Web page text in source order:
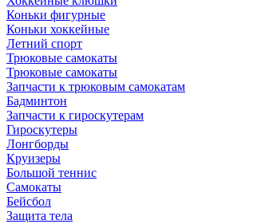
Коньки фигурные
Коньки хоккейные
Летний спорт
Трюковые самокаты
Трюковые самокаты
Запчасти к трюковым самокатам
Бадминтон
Запчасти к гироскутерам
Гироскутеры
Лонгборды
Круизеры
Большой теннис
Самокаты
Бейсбол
Защита тела